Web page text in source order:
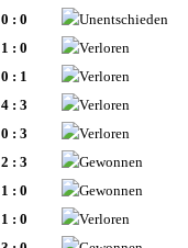
0 : 0
1 : 0
0 : 1
4 : 3
0 : 3
2 : 3
1 : 0
1 : 0